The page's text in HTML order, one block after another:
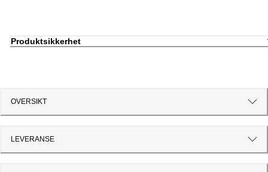
Produktsikkerhet
OVERSIKT
LEVERANSE